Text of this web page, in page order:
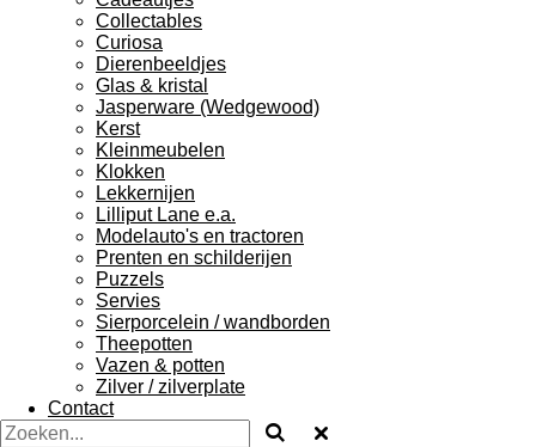
Collectables
Curiosa
Dierenbeeldjes
Glas & kristal
Jasperware (Wedgewood)
Kerst
Kleinmeubelen
Klokken
Lekkernijen
Lilliput Lane e.a.
Modelauto's en tractoren
Prenten en schilderijen
Puzzels
Servies
Sierporcelein / wandborden
Theepotten
Vazen & potten
Zilver / zilverplate
Contact